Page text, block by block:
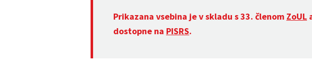
Prikazana vsebina je v skladu s 33. členom ZoUL
dostopne na PISRS.